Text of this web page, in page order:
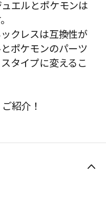
エルとポケモンは
クレスは互換性が
ポケモンのパーツ
タイプに変えるこ
紹介！